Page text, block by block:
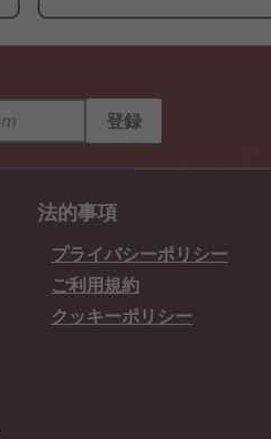
登録
法的事項
プライバシーポリシー
ご利用規約
クッキーポリシー